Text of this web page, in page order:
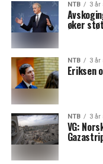
NTB 3 år
øker
NTB 3 år
Eriksen
NTB 3 år
VG: